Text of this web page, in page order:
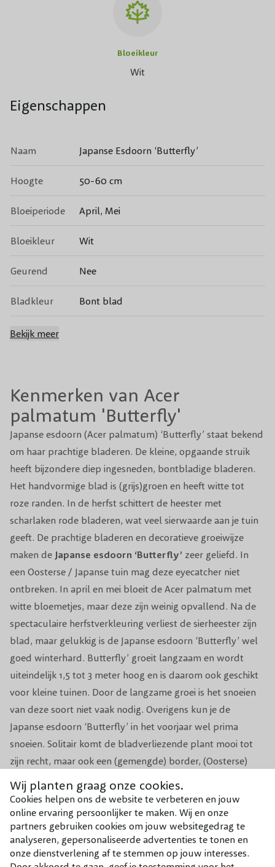
Wij planten graag onze cookies.
Cookies helpen ons de website te verbeteren en jouw
online ervaring persoonlijker te maken. Wij en onze
partners gebruiken cookies om jouw websitegedrag te
analyseren, gepersonaliseerde advertenties te tonen en
onze dienstverlening af te stemmen op jouw interesses.
Kenmerken van Acer
palmatum 'Butterfly'
Japanse esdoorn (Acer palmatum) ‘Butterfly’ staat bekend
om haar prachtige bladeren. De kleine, opgaande struik
heeft bijzondere diep ingesneden, bontbladige bladeren.
Het handvormige blad is (grijs)groen en heeft witte tot
roze randen. In de herfst schittert de heester met
scharlaken rode bladeren, wat veel sierwaarde aan je tuin
geeft. De prachtige bladeren en decoratieve groeiwijze
maken de Japanse esdoorn ‘Butterfly’ zeer geliefd. In
een Oosterse / Japanse tuin mag deze eyecatcher niet
ontbreken. In april en mei bloeit de Acer palmatum met
witte bloemetjes, maar deze zijn weinig opvallend. Na de
spectaculaire herfstverkleuring verliest de sierheester zijn
blad, maar gelukkig is de Japanse esdoorn ‘Butterfly’ wel
goed winterhard. Butterfly’ groeit langzaam en wordt
uiteindelijk 1,5 tot 3 meter hoog en is daarom ook geschikt
voor kleine tuinen. Door de langzame groei is het snoeien
van deze soort niet vaak nodig. Overigens kun je de
Japanse esdoorn ‘Butterfly’ in het voorjaar wel prima
snoeien. Solitair komt de bladverliezende plant mooi tot
zijn recht, maar ook een (gemengde) border, (Oosterse)
rotstuin of als kuipplant is de Japanse esdoorn ‘Butterfly’
toepasbaar. Zorg voor een standplaats in de halfschaduw
en een humusrijke, (licht)zure en goed doorlatende bodem
en je mooie plant doet de rest.
Bloeikleur
Wit
Eigenschappen
Naam Japanse Esdoorn ‘Butterfly’
Hoogte 50-60 cm
Bloeiperiode April, Mei
Bloeikleur Wit
Geurend Nee
Bladkleur Bont blad
Groenblijvend
Volwassen
hoogte
1,5 - 3 m
Snoeiperiode
Niet noodzakelijk (eventueel voorjaar of
nazomer)
Standplaats Halfschaduw
Planttijd Voorjaar of najaar (indien het niet vriest)
Aantal per m1 1
Voeding
Organische meststof zuurminnende
planten of tuinturf
Groeisnelheid Langzaam
Geschikt voor
Solitair / border/ Japanse tuin / rotstuin /
in pot
Bekijk meer